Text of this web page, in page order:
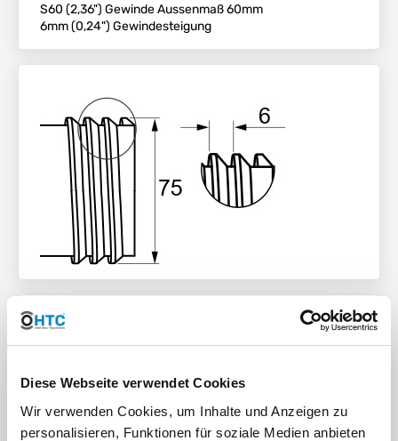
Diese Webseite verwendet Cookies
Wir verwenden Cookies, um Inhalte und Anzeigen zu
personalisieren, Funktionen für soziale Medien anbieten
S60 (2,36") Gewinde Aussenmaß 60mm
6mm (0,24") Gewindesteigung
Anschlussgröße
S75 (2,95") Gewinde Aussenmaß 75mm
6mm (0,24") Gewindesteigung